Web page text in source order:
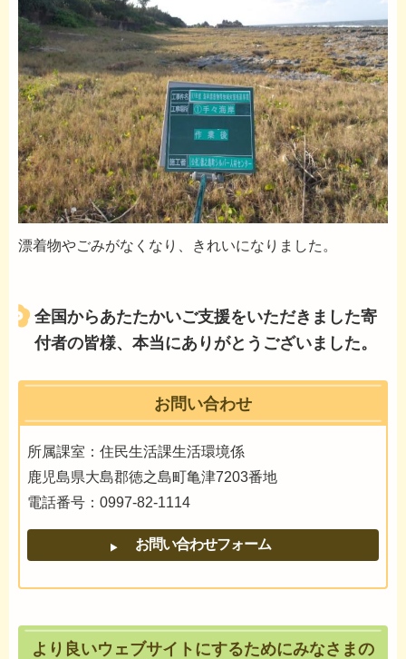
漂着物やごみがなくなり、きれいになりました。
全国からあたたかいご支援をいただきました寄
付者の皆様、本当にありがとうございました。
お問い合わせ
所属課室：住民生活課生活環境係
鹿児島県大島郡徳之島町亀津7203番地
電話番号：0997-82-1114
より良いウェブサイトにするためにみなさまの